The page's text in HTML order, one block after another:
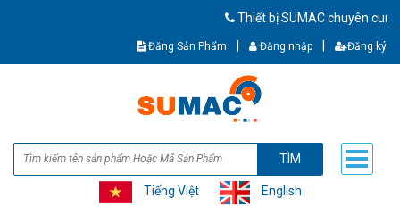
Thiết bị SUMAC chuyên cung
Đăng Sản Phẩm Đăng nhập Đăng ký
TÌM
Tiếng Việt English